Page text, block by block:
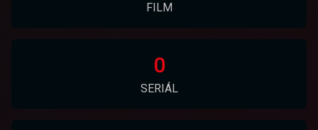
FILM
0
SERIÁL